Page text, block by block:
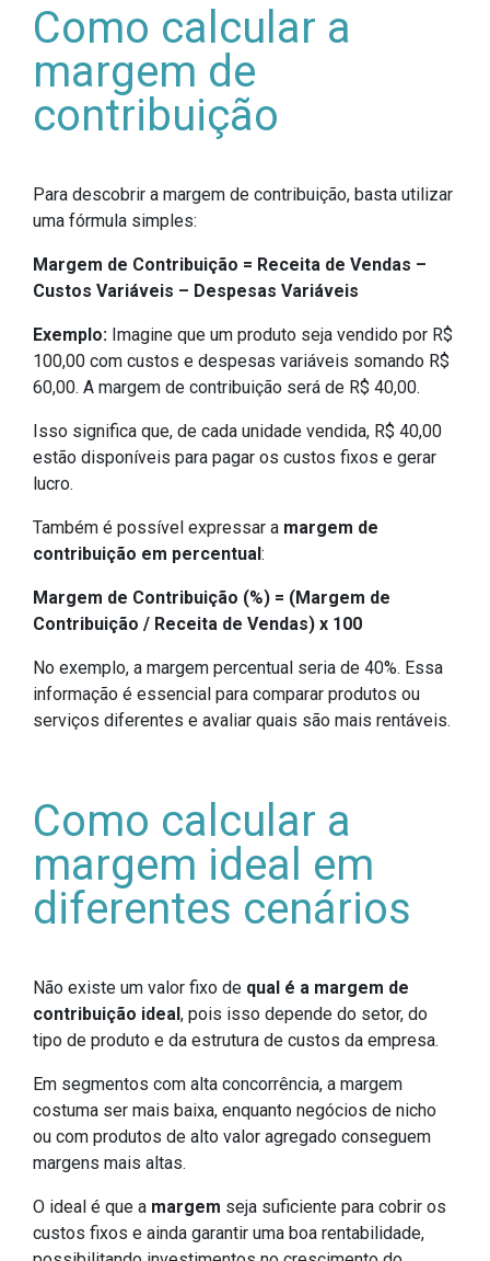
Como calcular a
margem de
contribuição
Para descobrir a margem de contribuição, basta utilizar
uma fórmula simples:
Margem de Contribuição = Receita de Vendas –
Custos Variáveis – Despesas Variáveis
Exemplo: Imagine que um produto seja vendido por R$
100,00 com custos e despesas variáveis somando R$
60,00. A margem de contribuição será de R$ 40,00.
Isso significa que, de cada unidade vendida, R$ 40,00
estão disponíveis para pagar os custos fixos e gerar
lucro.
Também é possível expressar a margem de
contribuição em percentual:
Margem de Contribuição (%) = (Margem de
Contribuição / Receita de Vendas) x 100
No exemplo, a margem percentual seria de 40%. Essa
informação é essencial para comparar produtos ou
serviços diferentes e avaliar quais são mais rentáveis.
Como calcular a
margem ideal em
diferentes cenários
Não existe um valor fixo de qual é a margem de
contribuição ideal, pois isso depende do setor, do
tipo de produto e da estrutura de custos da empresa.
Em segmentos com alta concorrência, a margem
costuma ser mais baixa, enquanto negócios de nicho
ou com produtos de alto valor agregado conseguem
margens mais altas.
O ideal é que a margem seja suficiente para cobrir os
custos fixos e ainda garantir uma boa rentabilidade,